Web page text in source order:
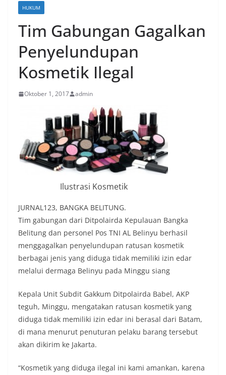
HUKUM
Tim Gabungan Gagalkan
Penyelundupan
Kosmetik Ilegal
Oktober 1, 2017 admin
Ilustrasi Kosmetik
JURNAL123, BANGKA BELITUNG.
Tim gabungan dari Ditpolairda Kepulauan Bangka
Belitung dan personel Pos TNI AL Belinyu berhasil
menggagalkan penyelundupan ratusan kosmetik
berbagai jenis yang diduga tidak memiliki izin edar
melalui dermaga Belinyu pada Minggu siang
Kepala Unit Subdit Gakkum Ditpolairda Babel, AKP
teguh, Minggu, mengatakan ratusan kosmetik yang
diduga tidak memiliki izin edar ini berasal dari Batam,
di mana menurut penuturan pelaku barang tersebut
akan dikirim ke Jakarta.
“Kosmetik yang diduga ilegal ini kami amankan, karena